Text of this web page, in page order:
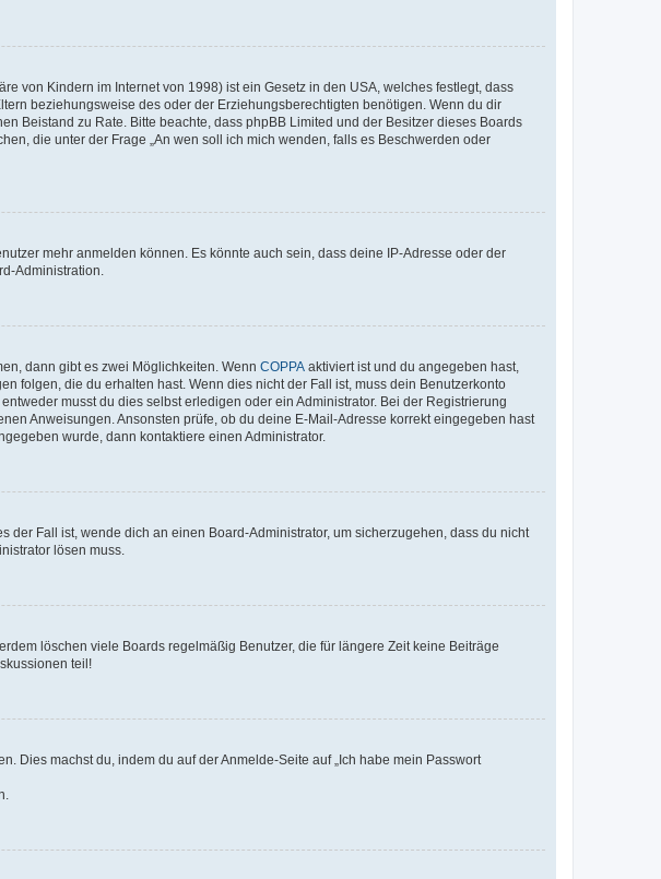
von Kindern im Internet von 1998) ist ein Gesetz in den USA, welches festlegt, dass
beziehungsweise des oder der Erziehungsberechtigten benötigen. Wenn du dir
Beistand zu Rate. Bitte beachte, dass phpBB Limited und der Besitzer dieses Boards
die unter der Frage „An wen soll ich mich wenden, falls es Beschwerden oder
mehr anmelden können. Es könnte auch sein, dass deine IP-Adresse oder der
Administration.
dann gibt es zwei Möglichkeiten. Wenn COPPA aktiviert ist und du angegeben hast,
folgen, die du erhalten hast. Wenn dies nicht der Fall ist, muss dein Benutzerkonto
musst du dies selbst erledigen oder ein Administrator. Bei der Registrierung
Anweisungen. Ansonsten prüfe, ob du deine E-Mail-Adresse korrekt eingegeben hast
wurde, dann kontaktiere einen Administrator.
Fall ist, wende dich an einen Board-Administrator, um sicherzugehen, dass du nicht
lösen muss.
löschen viele Boards regelmäßig Benutzer, die für längere Zeit keine Beiträge
teil!
Dies machst du, indem du auf der Anmelde-Seite auf „Ich habe mein Passwort